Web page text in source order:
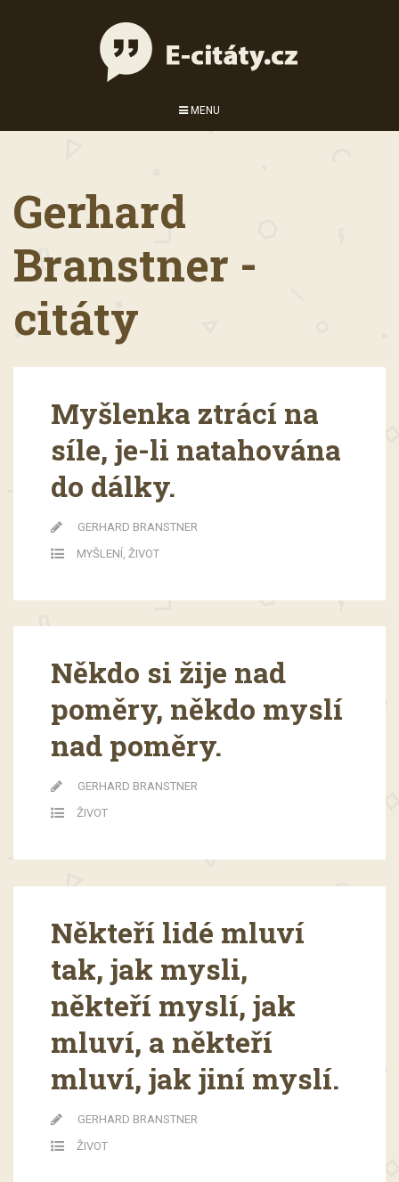
MENU
Gerhard
Branstner -
citáty
Myšlenka ztrácí na
síle, je-li natahována
do dálky.
GERHARD BRANSTNER
MYŠLENÍ, ŽIVOT
Někdo si žije nad
poměry, někdo myslí
nad poměry.
GERHARD BRANSTNER
ŽIVOT
Někteří lidé mluví
tak, jak mysli,
někteří myslí, jak
mluví, a někteří
mluví, jak jiní myslí.
GERHARD BRANSTNER
ŽIVOT